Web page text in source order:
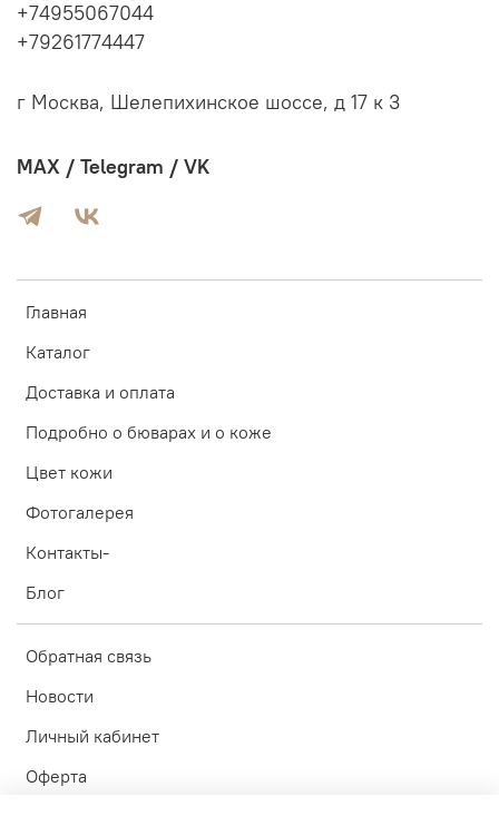
Главная
Каталог
Доставка и оплата
Подробно о бюварах и о коже
Цвет кожи
Фотогалерея
Контакты-
Блог
Обратная связь
Новости
Личный кабинет
Оферта
+74955067044
+79261774447
г Москва, Шелепихинское шоссе, д 17 к 3
MAX / Telegram / VK